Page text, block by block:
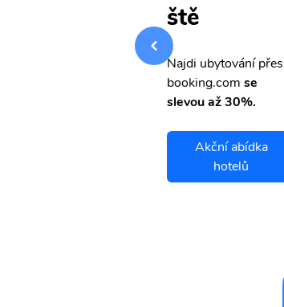
Přehledná stránka s le
ště
Najdi ubytování přes
booking.com se
slevou až 30%.
Akční abídka
hotelů